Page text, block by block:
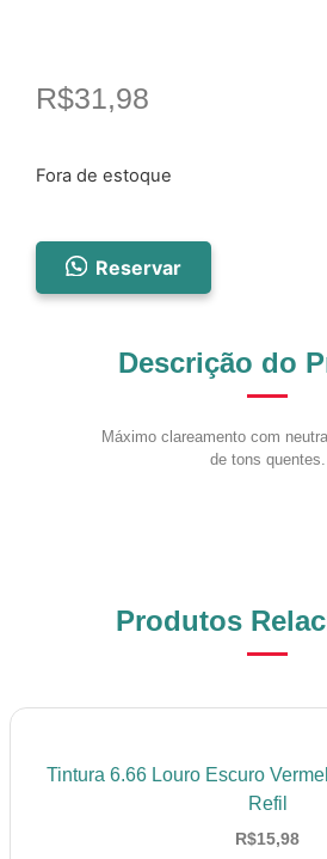
R$31,98
Fora de estoque
Reservar
Descrição do
Máximo clareamento com
de tons quentes.
Produtos
Tintura 6.66 Louro Escuro
Refil
R$15,98